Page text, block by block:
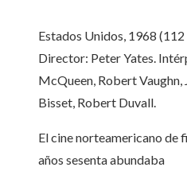
Estados Unidos, 1968
Director: Peter Yates.
McQueen, Robert Vaughn,
Bisset, Robert Duvall.
El cine norteamericano de
años sesenta abundaba